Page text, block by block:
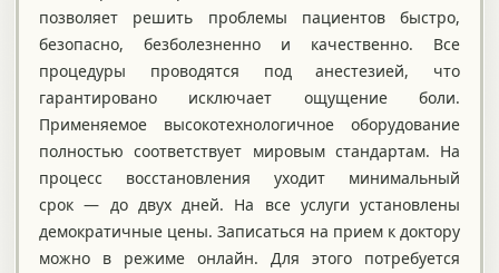
позволяет решить проблемы пациентов быстро,
безопасно, безболезненно и качественно. Все
процедуры проводятся под анестезией, что
гарантировано исключает ощущение боли.
Применяемое высокотехнологичное оборудование
полностью соответствует мировым стандартам. На
процесс восстановления уходит минимальный
срок — до двух дней. На все услуги установлены
демократичные цены. Записаться на прием к доктору
можно в режиме онлайн. Для этого потребуется